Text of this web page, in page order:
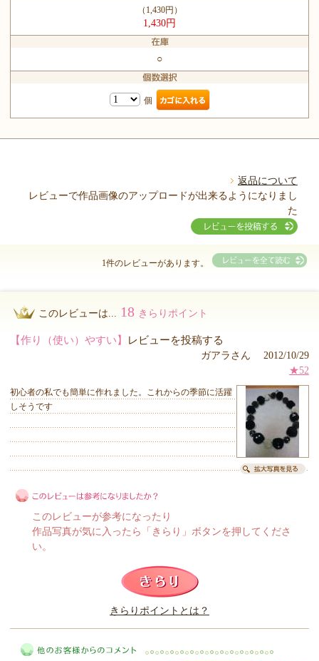
（1,430円）
1,430円
○
個
返品について
レビューで作品画像のアップロードが出来るようになりまし
た
1件のレビューがあります。
このレビューは... 18 きらりポイント
【作り（使い）やすい】 レビューを投稿する
ガアラさん 2012/10/29
★52
初心者の私でも簡単に作れました。これからの季節に活躍
しそうです
このレビューは参考になりましたか？
このレビューが参考になったり
作品写真が気に入ったら「きらり」ボタンを押してくださ
い。
きらりポイントとは？